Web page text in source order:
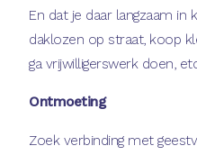
En dat je daar langzaam in
daklozen op straat, koop
ga vrijwilligerswerk doen,
Ontmoeting
Zoek verbinding met